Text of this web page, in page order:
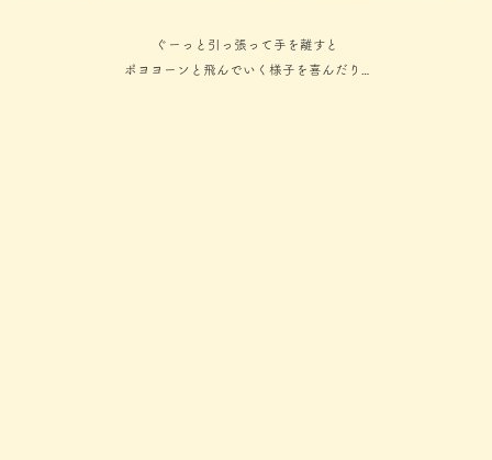
ぐーっと引っ張って手を離すと
ポヨヨーンと飛んでいく様子を喜んだり…